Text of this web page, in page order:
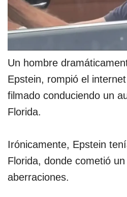
Un hombre
Epstein, rompió el
filmado conduciendo un
Florida.
Irónicamente, Epstein
Florida, donde cometió
aberraciones.